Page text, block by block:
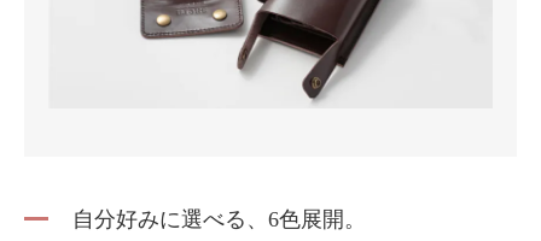
自分好みに選べる、6色展開。